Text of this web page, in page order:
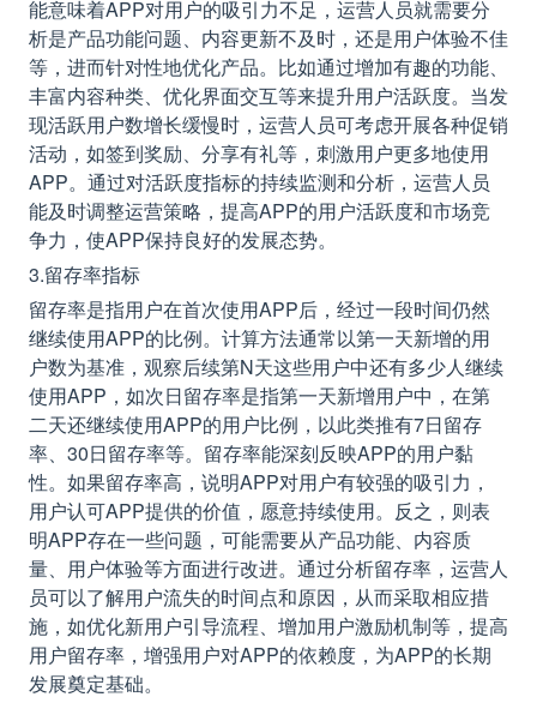
能意味着APP对用户的吸引力不足，运营人员就需要分
析是产品功能问题、内容更新不及时，还是用户体验不佳
等，进而针对性地优化产品。比如通过增加有趣的功能、
丰富内容种类、优化界面交互等来提升用户活跃度。当发
现活跃用户数增长缓慢时，运营人员可考虑开展各种促销
活动，如签到奖励、分享有礼等，刺激用户更多地使用
APP。通过对活跃度指标的持续监测和分析，运营人员
能及时调整运营策略，提高APP的用户活跃度和市场竞
争力，使APP保持良好的发展态势。
3.留存率指标
留存率是指用户在首次使用APP后，经过一段时间仍然
继续使用APP的比例。计算方法通常以第一天新增的用
户数为基准，观察后续第N天这些用户中还有多少人继续
使用APP，如次日留存率是指第一天新增用户中，在第
二天还继续使用APP的用户比例，以此类推有7日留存
率、30日留存率等。留存率能深刻反映APP的用户黏
性。如果留存率高，说明APP对用户有较强的吸引力，
用户认可APP提供的价值，愿意持续使用。反之，则表
明APP存在一些问题，可能需要从产品功能、内容质
量、用户体验等方面进行改进。通过分析留存率，运营人
员可以了解用户流失的时间点和原因，从而采取相应措
施，如优化新用户引导流程、增加用户激励机制等，提高
用户留存率，增强用户对APP的依赖度，为APP的长期
发展奠定基础。